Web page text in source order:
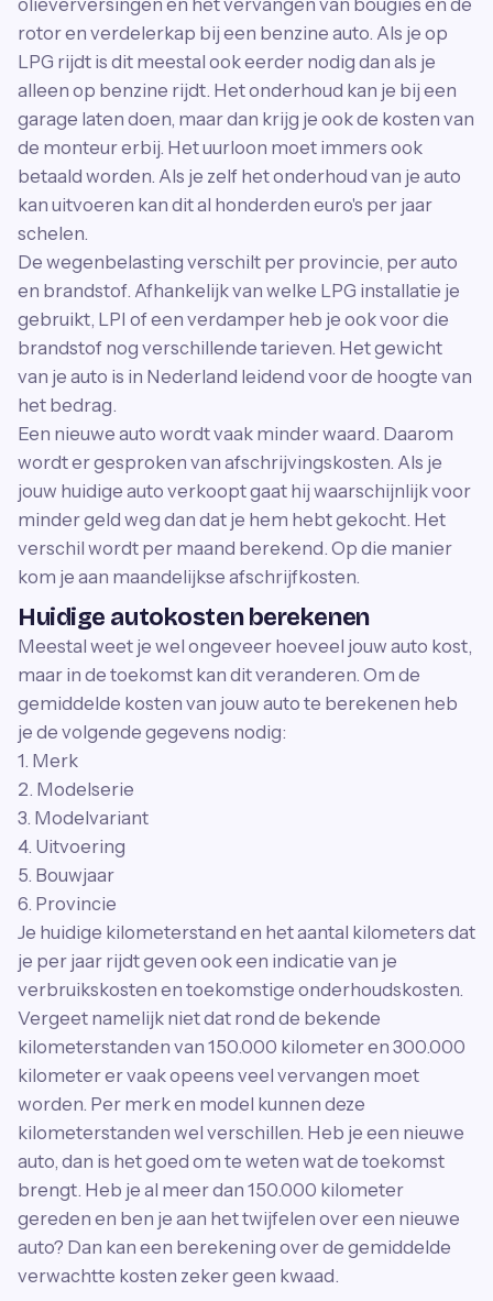
olieverversingen en het vervangen van bougies en de
rotor en verdelerkap bij een benzine auto. Als je op
LPG rijdt is dit meestal ook eerder nodig dan als je
alleen op benzine rijdt. Het onderhoud kan je bij een
garage laten doen, maar dan krijg je ook de kosten van
de monteur erbij. Het uurloon moet immers ook
betaald worden. Als je zelf het onderhoud van je auto
kan uitvoeren kan dit al honderden euro's per jaar
schelen.
De wegenbelasting verschilt per provincie, per auto
en brandstof. Afhankelijk van welke LPG installatie je
gebruikt, LPI of een verdamper heb je ook voor die
brandstof nog verschillende tarieven. Het gewicht
van je auto is in Nederland leidend voor de hoogte van
het bedrag.
Een nieuwe auto wordt vaak minder waard. Daarom
wordt er gesproken van afschrijvingskosten. Als je
jouw huidige auto verkoopt gaat hij waarschijnlijk voor
minder geld weg dan dat je hem hebt gekocht. Het
verschil wordt per maand berekend. Op die manier
kom je aan maandelijkse afschrijfkosten.
Huidige autokosten berekenen
Meestal weet je wel ongeveer hoeveel jouw auto kost,
maar in de toekomst kan dit veranderen. Om de
gemiddelde kosten van jouw auto te berekenen heb
je de volgende gegevens nodig:
1. Merk
2. Modelserie
3. Modelvariant
4. Uitvoering
5. Bouwjaar
6. Provincie
Je huidige kilometerstand en het aantal kilometers dat
je per jaar rijdt geven ook een indicatie van je
verbruikskosten en toekomstige onderhoudskosten.
Vergeet namelijk niet dat rond de bekende
kilometerstanden van 150.000 kilometer en 300.000
kilometer er vaak opeens veel vervangen moet
worden. Per merk en model kunnen deze
kilometerstanden wel verschillen. Heb je een nieuwe
auto, dan is het goed om te weten wat de toekomst
brengt. Heb je al meer dan 150.000 kilometer
gereden en ben je aan het twijfelen over een nieuwe
auto? Dan kan een berekening over de gemiddelde
verwachtte kosten zeker geen kwaad.